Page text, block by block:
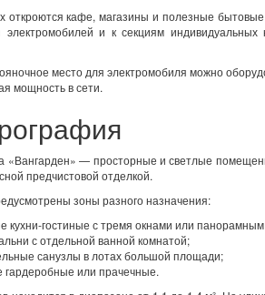
откроются кафе, магазины и полезные
и к секциям
место для электромобиля можно
мощность в сети.
«Вангарден» — просторные и светлые
предчистовой отделкой.
зоны разного назначения:
кухни-гостиные с тремя окнами или
с отдельной ванной комнатой;
санузлы в лотах большой площади;
гардеробные или прачечные.